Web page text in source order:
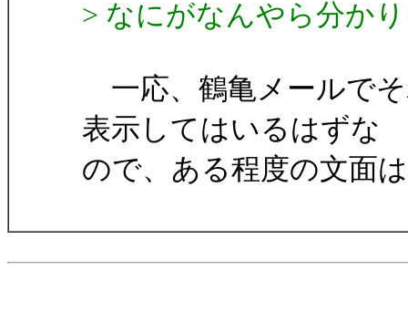
> なにがなんやら分か
一応、鶴亀メールで
表示してはいるはずな
ので、ある程度の文面